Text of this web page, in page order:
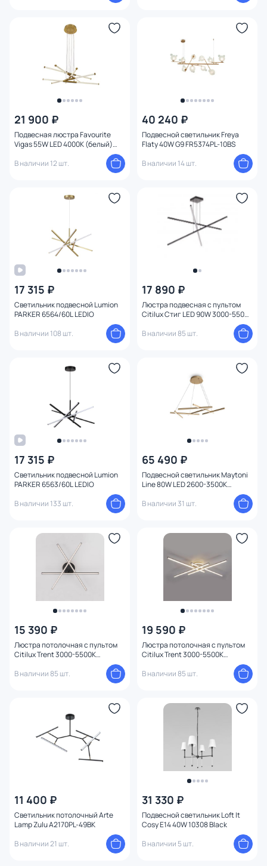
21 900 ₽
Подвесная люстра Favourite
Vigas 55W LED 4000К (белый)
В наличии 12 шт.
40 240 ₽
Подвесной светильник Freya
Flaty 40W G9 FR5374PL-10BS
В наличии 14 шт.
17 315 ₽
Светильник подвесной Lumion
PARKER 6564/60L LEDIO
В наличии 108 шт.
17 890 ₽
Люстра подвесная с пультом
Citilux Стиг LED 90W 3000-5500К
В наличии 85 шт.
17 315 ₽
Светильник подвесной Lumion
PARKER 6563/60L LEDIO
В наличии 133 шт.
65 490 ₽
Подвесной светильник Maytoni
Line 80W LED 2600-3500К
В наличии 31 шт.
15 390 ₽
Люстра потолочная с пультом
Citilux Trent 3000-5500К
CL203631
В наличии 85 шт.
19 590 ₽
Люстра потолочная с пультом
Citilux Trent 3000-5500К
CL203640
В наличии 85 шт.
11 400 ₽
Светильник потолочный Arte
Lamp Zulu A2170PL-49BK
В наличии 21 шт.
31 330 ₽
Подвесной светильник Loft It
Cosy E14 40W 10308 Black
В наличии 5 шт.